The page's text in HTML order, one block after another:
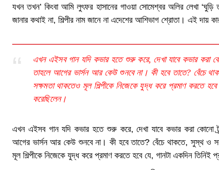
যখন তখন’ কিংবা আমি লুৎফর হাসানের গাওয়া সোমেশ্বর অলির লেখা
জানার কথাই না, শিল্পীর নাম জানে না এদেশের আশিভাগ শ্রোতা। এই দায়
এখন এইসব গান যদি কভার হতে শুরু করে, দেখা যাবে কভার করা
তাহলে আগের ভার্সন আর কেউ শুনবে না। কী হবে তাতে? বেঁচে
সক্ষমতা থাকতেও মূল শিল্পীকে নিজেকে যুদ্ধ করে প্রমাণ করতে
করেছিলেন।
এখন এইসব গান যদি কভার হতে শুরু করে, দেখা যাবে কভার করা কোনো
আগের ভার্সন আর কেউ শুনবে না। কী হবে তাতে? বেঁচে থাকতে, সুস্থ ও
মূল শিল্পীকে নিজেকে যুদ্ধ করে প্রমাণ করতে হবে যে, গানটা একদিন তিনিই